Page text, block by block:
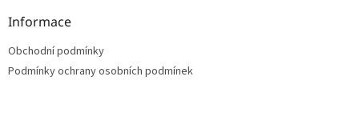
Informace
Obchodní podmínky
Podmínky ochrany osobních podmínek